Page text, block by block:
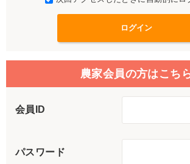
農家会員の方はこち
会員ID
パスワード